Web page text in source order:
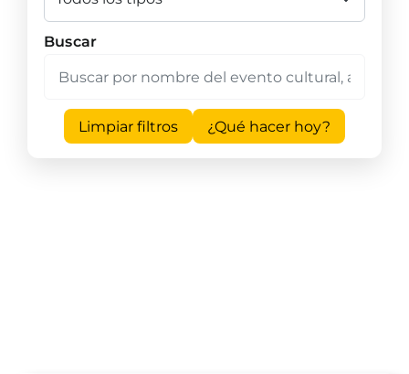
Buscar
Limpiar filtros ¿Qué hacer hoy?